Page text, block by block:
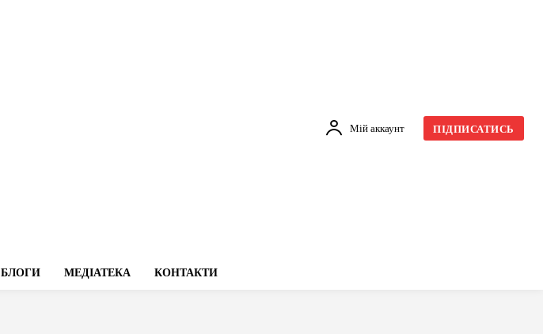
Мій аккаунт ПІДПИСАТИСЬ
БЛОГИ МЕДІАТЕКА КОНТАКТИ